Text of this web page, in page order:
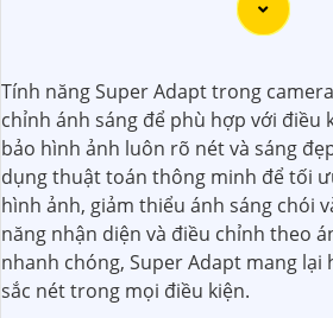
động, và chất lượng hình ảnh tốt mà
dẫn.
➲2:Dễ dàng lắp đặt: Camera Imou
lắp đặt, bạn có thể tự cài đặt và sử
phải thuê dịch vụ chuyên nghiệp.
💬3:Độ tin cậy cao: Sản phẩm của
một trong những công ty hàng đầu
và giám sát, vì vậy bạn có thể tin
Tính năng Super Adapt trong
chỉnh ánh sáng để phù hợp với điều
bảo hình ảnh luôn rõ nét và sáng
dụng thuật toán thông minh để tối
hình ảnh, giảm thiểu ánh sáng chói
năng nhận diện và điều chỉnh theo
nhanh chóng, Super Adapt mang lại
sắc nét trong mọi điều kiện.